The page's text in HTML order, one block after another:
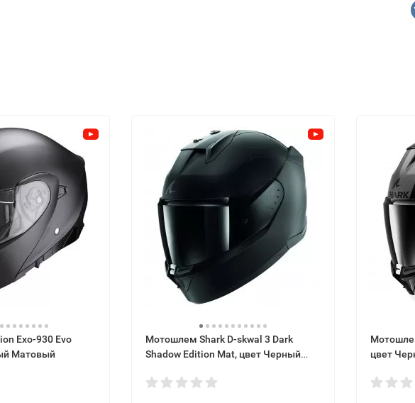
Exo-930 Evo
Матовый
Мотошлем Shark D-skwal 3 Dark
Shadow Edition Mat, цвет Черный
цвет